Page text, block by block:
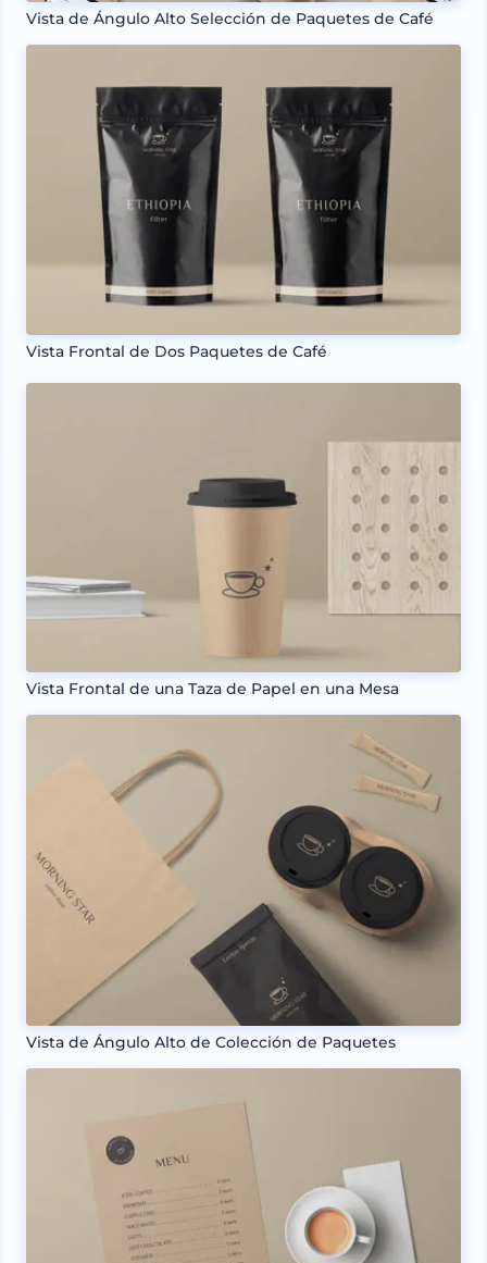
Vista de Ángulo Alto Selección de Paquetes de Café
Vista Frontal de Dos Paquetes de Café
Vista Frontal de una Taza de Papel en una Mesa
Vista de Ángulo Alto de Colección de Paquetes